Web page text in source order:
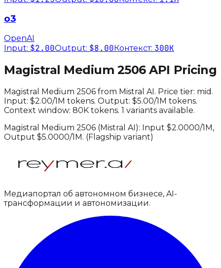
o3
OpenAI
Input: $2.00Output: $8.00 Контекст: 300K
Magistral Medium 2506API Pricing
Magistral Medium 2506 from Mistral AI. Price tier: mid .
Input: $2.00/1M tokens. Output: $5.00/1M tokens.
Context window: 80K tokens. 1 variants available.
Magistral Medium 2506 (Mistral AI): Input $2.0000/1M,
Output $5.0000/1M. (Flagship variant)
Медиапортал об автономном бизнесе, AI-
трансформации и автономизации.